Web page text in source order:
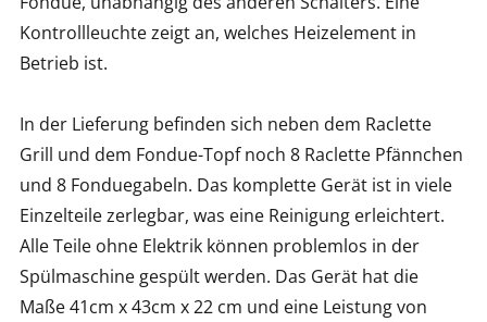
Kontrollleuchte zeigt an, welches Heizelement in
Betrieb ist.
In der Lieferung befinden sich neben dem Raclette
Grill und dem Fondue-Topf noch 8 Raclette Pfännchen
und 8 Fonduegabeln. Das komplette Gerät ist in viele
Einzelteile zerlegbar, was eine Reinigung erleichtert.
Alle Teile ohne Elektrik können problemlos in der
Spülmaschine gespült werden. Das Gerät hat die
Maße 41cm x 43cm x 22 cm und eine Leistung von